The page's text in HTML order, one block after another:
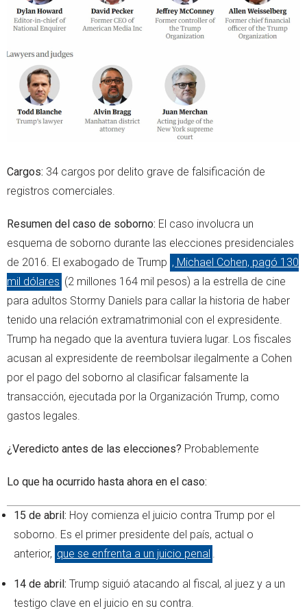
Cargos: 34 cargos por delito grave de falsificación de
registros comerciales.
Resumen del caso de soborno: El caso involucra un
esquema de soborno durante las elecciones presidenciales
de 2016. El exabogado de Trump , Michael Cohen, pagó 130
mil dólares (2 millones 164 mil pesos) a la estrella de cine
para adultos Stormy Daniels para callar la historia de haber
tenido una relación extramatrimonial con el expresidente.
Trump ha negado que la aventura tuviera lugar. Los fiscales
acusan al expresidente de reembolsar ilegalmente a Cohen
por el pago del soborno al clasificar falsamente la
transacción, ejecutada por la Organización Trump, como
gastos legales.
¿Veredicto antes de las elecciones? Probablemente
Lo que ha ocurrido hasta ahora en el caso:
15 de abril: Hoy comienza el juicio contra Trump por el
soborno. Es el primer presidente del país, actual o
anterior, que se enfrenta a un juicio penal .
14 de abril: Trump siguió atacando al fiscal, al juez y a un
testigo clave en el juicio en su contra.